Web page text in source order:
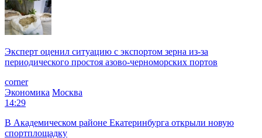
Эксперт оценил ситуацию с экспортом зерна из-за
периодического простоя азово-черноморских портов
corner
Экономика Москва
14:29
В Академическом районе Екатеринбурга открыли новую
спортплощадку